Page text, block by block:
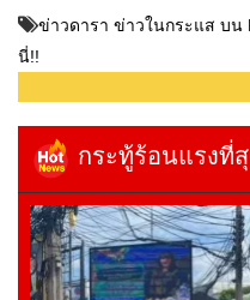
ข่าวดารา ข่าวในกระแส บน
นี่!!
กระทู้ร้อนแรงที่